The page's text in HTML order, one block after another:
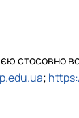
стосовно
;